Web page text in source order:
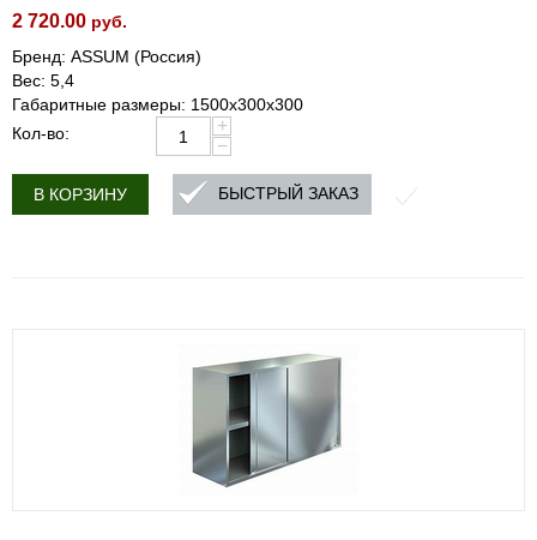
2 720.00 руб.
Бренд: ASSUM (Россия)
Вес: 5,4
Габаритные размеры: 1500х300х300
Кол-во:
+
−
В КОРЗИНУ БЫСТРЫЙ ЗАКАЗ